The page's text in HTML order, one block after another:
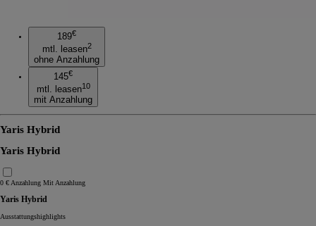
189€
mtl. leasen2
ohne Anzahlung
145€
mtl. leasen10
mit Anzahlung
Yaris Hybrid
Yaris Hybrid
0 € Anzahlung Mit Anzahlung
Yaris Hybrid
Ausstattungshighlights